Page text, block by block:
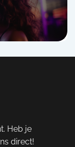
Heb je
direct!